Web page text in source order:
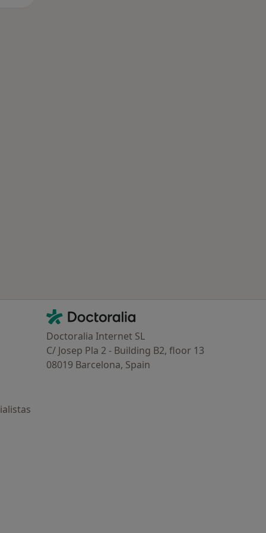
Contacto
Doctoralia - Página de inicio
Doctoralia Internet SL
C/ Josep Pla 2 - Building B2, floor 13
08019 Barcelona, Spain